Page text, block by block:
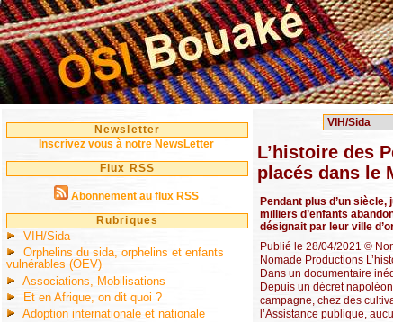
Newsletter
Inscrivez vous à notre NewsLetter
Flux RSS
Abonnement au flux RSS
Rubriques
VIH/Sida
Orphelins du sida, orphelins et enfants
vulnérables (OEV)
Associations, Mobilisations
Et en Afrique, on dit quoi ?
Adoption internationale et nationale
L’histoire des
placés dans le
Pendant plus d’un
milliers d’enfants
désignait par leur ville
Publié le 28/04/2021 ©
Nomade Productions
Dans un documentaire
Depuis un décret
campagne, chez des
l’Assistance publique,